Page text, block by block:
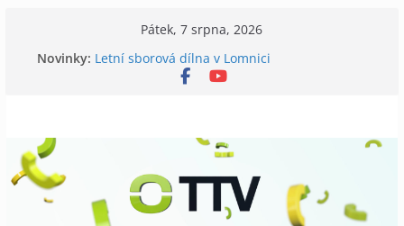
Pátek, 7 srpna, 2026
Novinky: Letní sborová dílna v Lomnici
Chovatelé si připomněli 120 let své existence